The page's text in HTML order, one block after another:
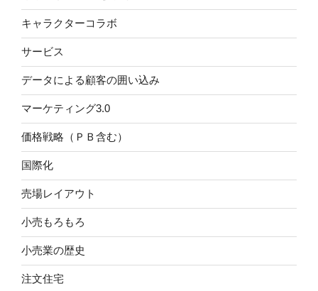
キャラクターコラボ
サービス
データによる顧客の囲い込み
マーケティング3.0
価格戦略（ＰＢ含む）
国際化
売場レイアウト
小売もろもろ
小売業の歴史
注文住宅